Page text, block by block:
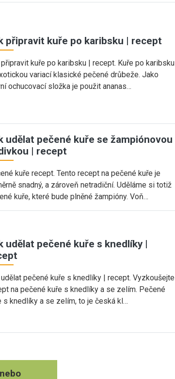
připravit kuře po karibsku | recept
kuře po karibsku | recept. Kuře po karibsku
variací klasické pečené drůbeže. Jako
ochucovací složka je použit ananas…
udělat pečené kuře se žampiónovou
| recept
kuře recept. Tento recept na pečené kuře je
snadný, a zároveň netradiční. Uděláme si totiž
kuře, které bude plněné žampióny. Voň…
udělat pečené kuře s knedlíky |
pečené kuře s knedlíky | recept. Vyzkoušejte
na pečené kuře s knedlíky a se zelím. Pečené
s knedlíky a se zelím, to je česká kl…